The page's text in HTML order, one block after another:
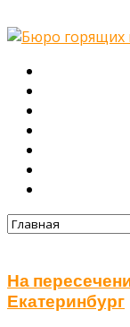
На
Екатеринбург